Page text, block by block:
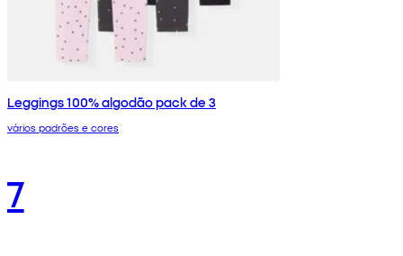
Leggings 100% algodão pack de 3
vários padrões e cores
7